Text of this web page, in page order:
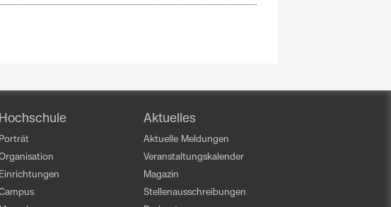
Hochschule
Porträt
Einrichtungen
Aktuelles
Aktuelle Meldungen
Veranstaltungskalender
Magazin
Stellenausschreibungen